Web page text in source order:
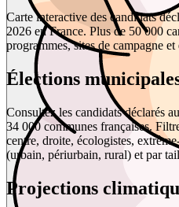
Carte interactive des candidats
2026 en France. Plus de 50 000
programmes, sites de campagne
Élections
Consultez les candidats déclarés
34 000 communes françaises.
centre, droite, écologistes,
(urbain, périurbain, rural) et par
Projections